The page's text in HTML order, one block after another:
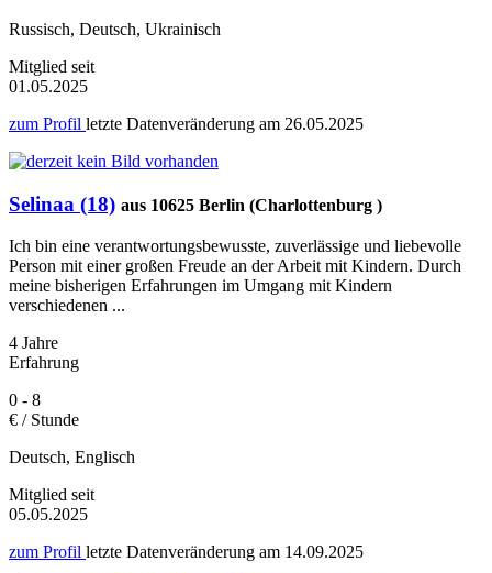
Russisch, Deutsch, Ukrainisch
Mitglied seit
01.05.2025
zum Profil letzte Datenveränderung am 26.05.2025
Selinaa (18) aus 10625 Berlin (Charlottenburg )
Ich bin eine verantwortungsbewusste, zuverlässige und liebevolle
Person mit einer großen Freude an der Arbeit mit Kindern. Durch
meine bisherigen Erfahrungen im Umgang mit Kindern
verschiedenen ...
4 Jahre
Erfahrung
0 - 8
€ / Stunde
Deutsch, Englisch
Mitglied seit
05.05.2025
zum Profil letzte Datenveränderung am 14.09.2025